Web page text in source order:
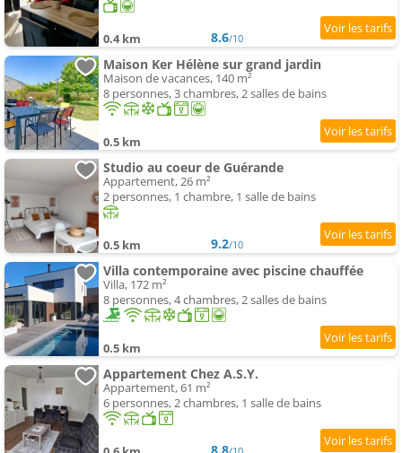
0.4 km 8.6/10
Maison Ker Hélène sur grand jardin
Maison de vacances, 140 m²
8 personnes, 3 chambres, 2 salles de bains
0.5 km
Studio au coeur de Guérande
Appartement, 26 m²
2 personnes, 1 chambre, 1 salle de bains
0.5 km 9.2/10
Villa contemporaine avec piscine chauffée
Villa, 172 m²
8 personnes, 4 chambres, 2 salles de bains
0.5 km
Appartement Chez A.S.Y.
Appartement, 61 m²
6 personnes, 2 chambres, 1 salle de bains